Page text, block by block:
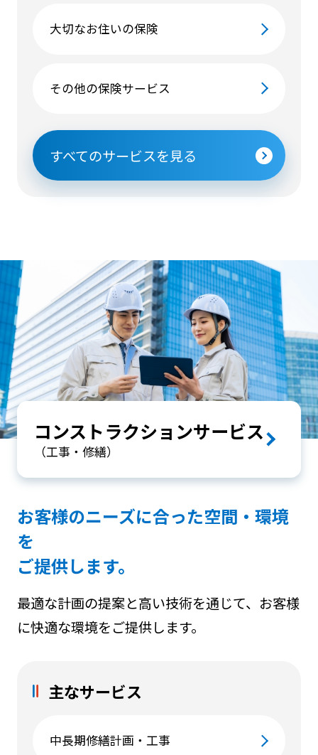
大切なお住いの保険
その他の保険サービス
すべてのサービスを見る
コンストラクションサービス
（工事・修繕）
お客様のニーズに合った空間・環境
を
ご提供します。
最適な計画の提案と高い技術を通じて、お客様
に快適な環境をご提供します。
主なサービス
中長期修繕計画・工事